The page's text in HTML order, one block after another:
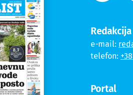
Redakcija
e-mail:
telefon:
Portal